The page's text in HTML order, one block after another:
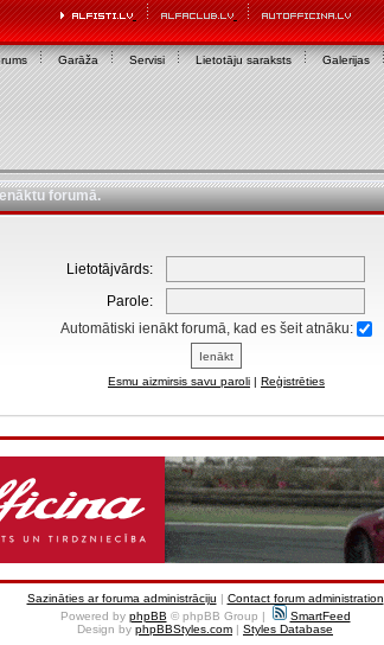
Garāža Servisi Lietotāju saraksts Galerijas
forumā.
Lietotājvārds:
Parole:
Automātiski ienākt forumā, kad es šeit atnāku:
Esmu aizmirsis savu paroli | Reģistrēties
Sazināties ar foruma administrāciju | Contact forum administration
Powered by phpBB © phpBB Group |
SmartFeed
Design by phpBBStyles.com | Styles Database